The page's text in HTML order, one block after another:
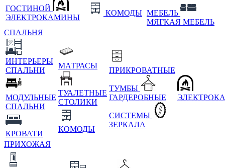
ГОСТИНОЙ
ЭЛЕКТРОКАМИНЫ
КОМОДЫ МЕБЕЛЬ
МЯГКАЯ МЕБЕЛЬ
СПАЛЬНЯ
ИНТЕРЬЕРЫ
СПАЛЬНИ
МОДУЛЬНЫЕ
СПАЛЬНИ
КРОВАТИ
МАТРАСЫ
ТУАЛЕТНЫЕ
СТОЛИКИ
КОМОДЫ
ПРИКРОВАТНЫЕ
ТУМБЫ
ГАРДЕРОБНЫЕ
СИСТЕМЫ
ЗЕРКАЛА
ПРИХОЖАЯ